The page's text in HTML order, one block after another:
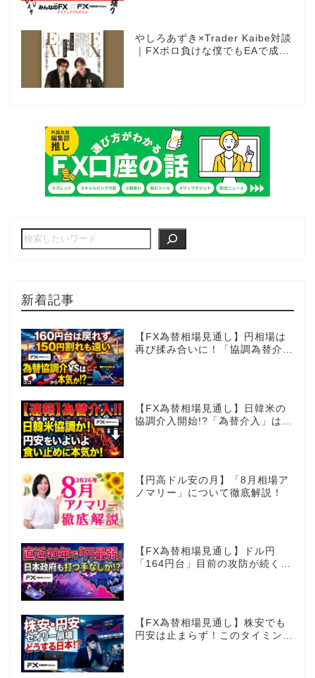
やしろあずき×Trader Kaibe対談
｜FXボロ負けな僕でもEAで成り
新着記事
【FX為替相場見通し】円相場は
再び揉み合いに！「協調為替介
【FX為替相場見通し】日韓米の
協調介入開始!?「為替介入」はコ
【円高ドル安の月】「8月相場ア
ノマリー」について徹底解説！
【FX為替相場見通し】ドル円
「164円台」目前の攻防が続く！
【FX為替相場見通し】株安でも
円安は止まらず！このタイミング